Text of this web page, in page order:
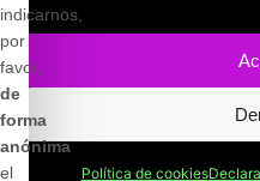
Política de cookies
Copyright © 2022-2026
indicarnos,
por
favor,
de
forma
anónima
el